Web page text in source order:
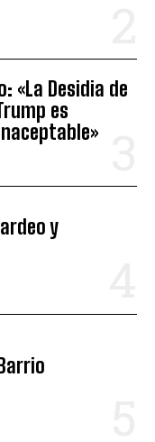
«La Desidia de
es
y